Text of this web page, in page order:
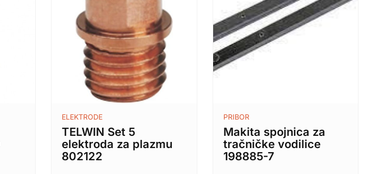
ELEKTRODE
TELWIN Set 5
elektroda za plazmu
802122
PRIBOR
Makita spojnica za
tračničke vodilice
198885-7